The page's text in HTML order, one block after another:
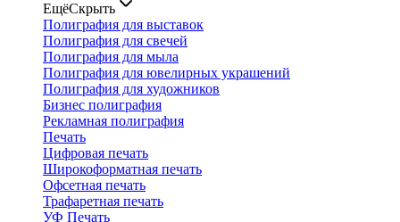
ЕщёСкрыть
Полиграфия для выставок
Полиграфия для свечей
Полиграфия для мыла
Полиграфия для ювелирных украшений
Полиграфия для художников
Бизнес полиграфия
Рекламная полиграфия
Печать
Цифровая печать
Широкоформатная печать
Офсетная печать
Трафаретная печать
УФ Печать